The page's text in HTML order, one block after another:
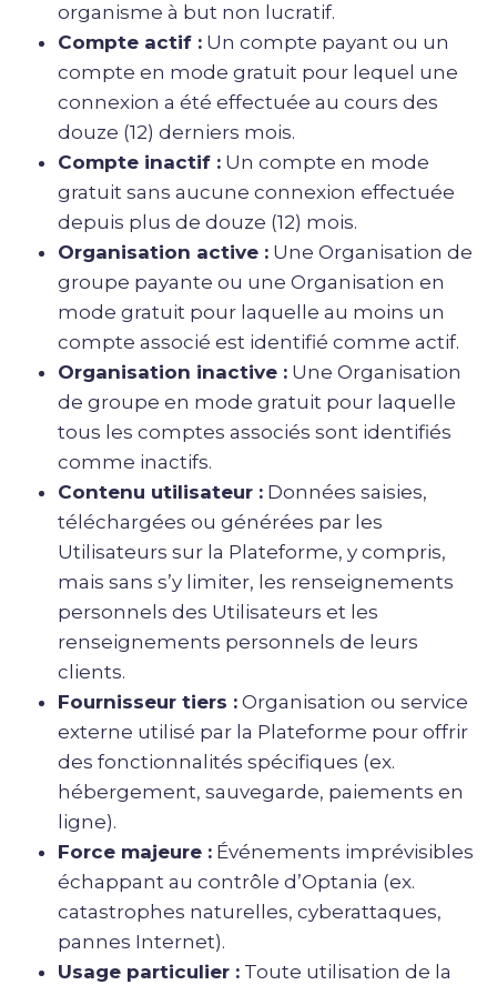
organisme à but non lucratif.
Compte actif : Un compte payant ou un
compte en mode gratuit pour lequel une
connexion a été effectuée au cours des
douze (12) derniers mois.
Compte inactif : Un compte en mode
gratuit sans aucune connexion effectuée
depuis plus de douze (12) mois.
Organisation active : Une Organisation de
groupe payante ou une Organisation en
mode gratuit pour laquelle au moins un
compte associé est identifié comme actif.
Organisation inactive : Une Organisation
de groupe en mode gratuit pour laquelle
tous les comptes associés sont identifiés
comme inactifs.
Contenu utilisateur : Données saisies,
téléchargées ou générées par les
Utilisateurs sur la Plateforme, y compris,
mais sans s’y limiter, les renseignements
personnels des Utilisateurs et les
renseignements personnels de leurs
clients.
Fournisseur tiers : Organisation ou service
externe utilisé par la Plateforme pour offrir
des fonctionnalités spécifiques (ex.
hébergement, sauvegarde, paiements en
ligne).
Force majeure : Événements imprévisibles
échappant au contrôle d’Optania (ex.
catastrophes naturelles, cyberattaques,
pannes Internet).
Usage particulier : Toute utilisation de la